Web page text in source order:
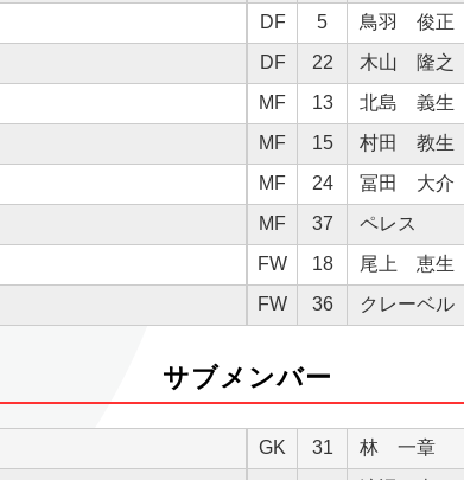
DF
5
鳥羽 俊正
DF
22
木山 隆之
MF
13
北島 義生
MF
15
村田 教生
MF
24
冨田 大介
MF
37
ペレス
FW
18
尾上 恵生
FW
36 クレーベル
サブメンバー
GK 31
林 一章